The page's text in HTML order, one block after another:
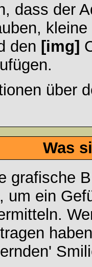
dass der
den [img]
über
Was
grafische
um ein